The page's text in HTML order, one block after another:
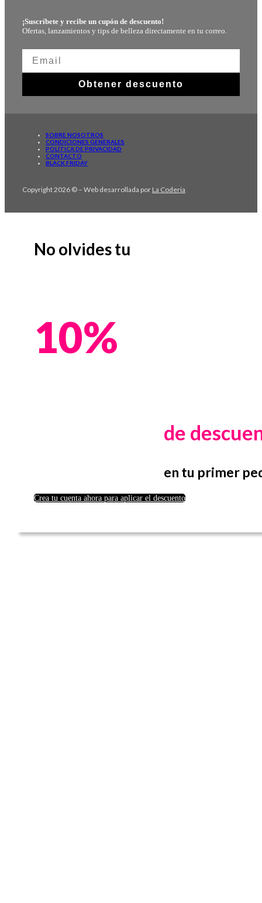
¡Suscríbete y recibe un cupón de descuento!
Ofertas, lanzamientos y tips de belleza directamente en tu correo.
Obtener descuento
SOBRE NOSOTROS
CONDICIONES GENERALES
POLÍTICA DE PRIVACIDAD
CONTACTO
BLACK FRIDAY
Copyright 2026 © – Web desarrollada por La Coderia
No olvides tu
10%
de
en tu primer
Crea tu cuenta ahora para aplicar el descuento